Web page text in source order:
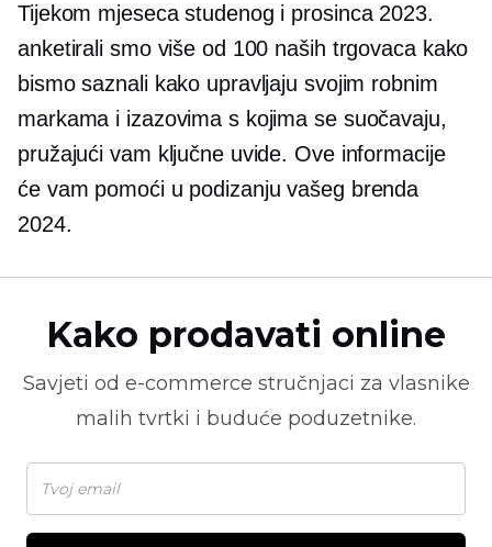
Tijekom mjeseca studenog i prosinca 2023.
anketirali smo više od 100 naših trgovaca kako
bismo saznali kako upravljaju svojim robnim
markama i izazovima s kojima se suočavaju,
pružajući vam ključne uvide. Ove informacije
će vam pomoći u podizanju vašeg brenda
2024.
Kako prodavati online
Savjeti od e-commerce stručnjaci za vlasnike
malih tvrtki i buduće poduzetnike.